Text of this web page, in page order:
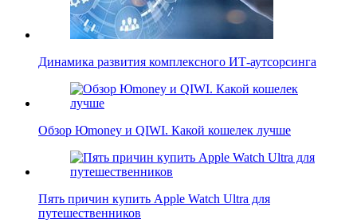
Динамика развития комплексного ИТ-аутсорсинга
Обзор Юmoney и QIWI. Какой кошелек лучше
Пять причин купить Apple Watch Ultra для
путешественников